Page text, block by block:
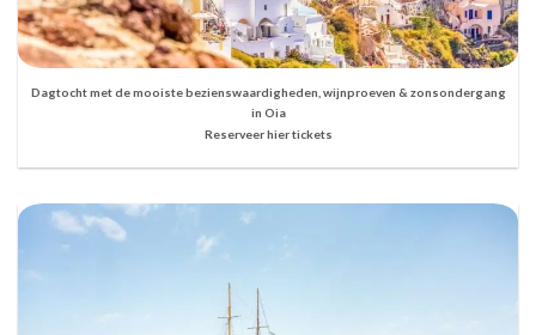
Dagtocht met de mooiste bezienswaardigheden, wijnproeven & zonsondergang
in Oia
Reserveer hier tickets